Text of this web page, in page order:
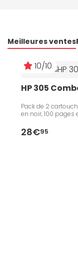
Meilleures ventes
10/10
HP 305
Pack de 2
en noir, 100 pages
28€95